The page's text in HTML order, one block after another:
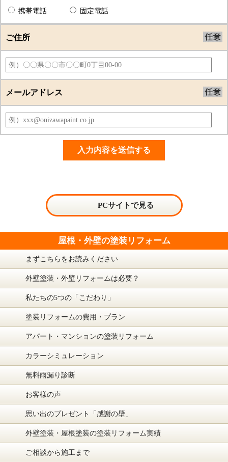
携帯電話 固定電話
ご住所
メールアドレス
PCサイトで見る
屋根・外壁の塗装リフォーム
まずこちらをお読みください
外壁塗装・外壁リフォームは必要？
私たちの5つの「こだわり」
塗装リフォームの費用・プラン
アパート・マンションの塗装リフォーム
カラーシミュレーション
無料雨漏り診断
お客様の声
思い出のプレゼント「感謝の壁」
外壁塗装・屋根塗装の塗装リフォーム実績
ご相談から施工まで